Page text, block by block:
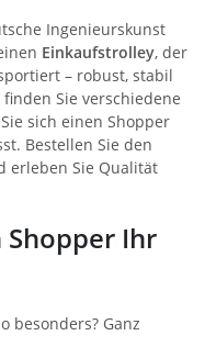
Ingenieurskunst
Einkaufstrolley, der
– robust, stabil
Sie verschiedene
sich einen Shopper
Bestellen Sie den
erleben Sie Qualität
Ihr
besonders? Ganz